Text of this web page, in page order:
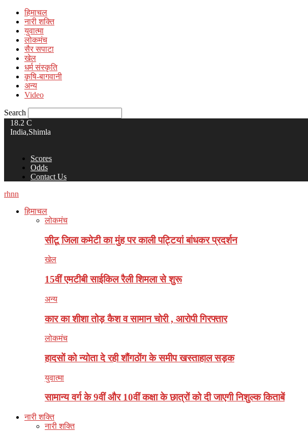
हिमाचल
नारी शक्ति
युवात्मा
लोकमंच
सैर सपाटा
खेल
धर्म संस्कृति
कृषि-बागवानी
अन्य
Video
Search
18.2 C
India,Shimla
Scores
Odds
Contact Us
rhnn
हिमाचल
लोकमंच
सीटू जिला कमेटी का मुंह पर काली पट्टियां बांधकर प्रदर्शन
खेल
15वीं एमटीबी साईकिल रैली शिमला से शुरू
अन्य
कार का शीशा तोड़ कैश व सामान चोरी , आरोपी गिरफ्तार
लोकमंच
हादसों को न्योता दे रही शौंगठोंग के समीप खस्ताहाल सड़क
युवात्मा
सामान्य वर्ग के 9वीं और 10वीं कक्षा के छात्रों को दी जाएगी निशुल्क किताबें
नारी शक्ति
नारी शक्ति